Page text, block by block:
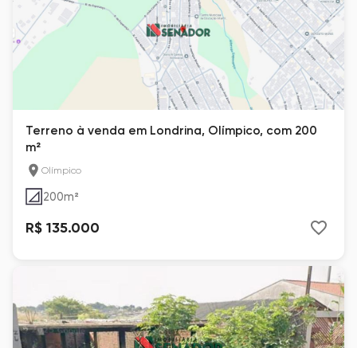
Terreno à venda em Londrina, Olímpico, com 200
m²
Olímpico
200m²
R$ 135.000